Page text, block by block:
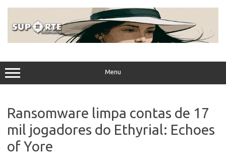
Menu
Ransomware limpa contas de 17
mil jogadores do Ethyrial: Echoes
of Yore